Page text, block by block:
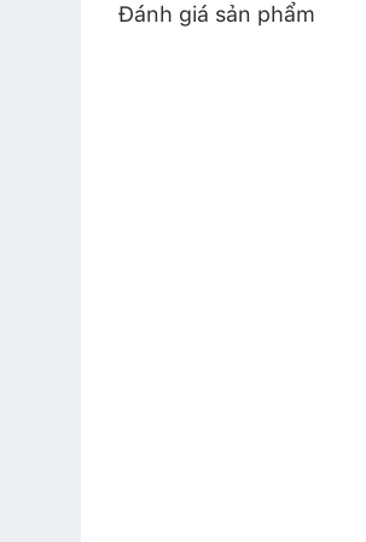
Đánh giá sản phẩm